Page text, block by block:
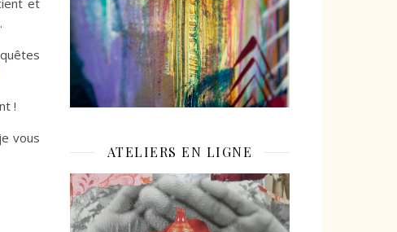
et
!
vous
ATELIERS EN LIGNE